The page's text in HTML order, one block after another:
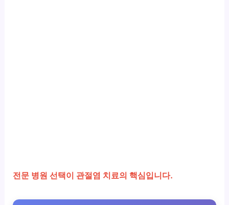
전문 병원 선택이 관절염 치료의 핵심입니다.